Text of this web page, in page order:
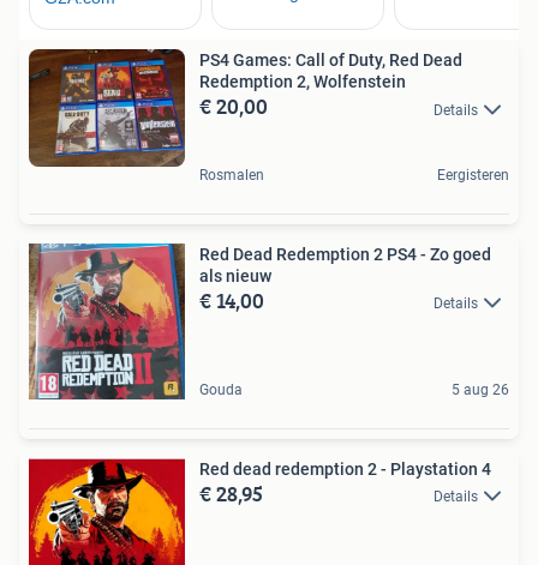
PS4 Games: Call of Duty, Red Dead
Redemption 2, Wolfenstein
€ 20,00 Details
Rosmalen Eergisteren
Red Dead Redemption 2 PS4 - Zo goed
als nieuw
€ 14,00 Details
Gouda 5 aug 26
Red dead redemption 2 - Playstation 4
€ 28,95 Details